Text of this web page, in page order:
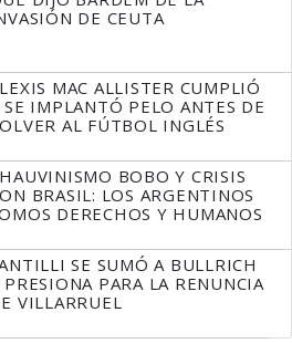
QUE HACER"
DE CEUTA
MAC ALLISTER CUMPLIÓ
SE IMPLANTÓ PELO ANTES DE
AL FÚTBOL INGLÉS
BOBO Y CRISIS
BRASIL: LOS ARGENTINOS
DERECHOS Y HUMANOS
SE SUMÓ A BULLRICH
PRESIONA PARA LA RENUNCIA
VILLARRUEL